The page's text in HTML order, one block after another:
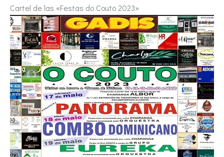
Cartel de las «Festas do Couto 2023»